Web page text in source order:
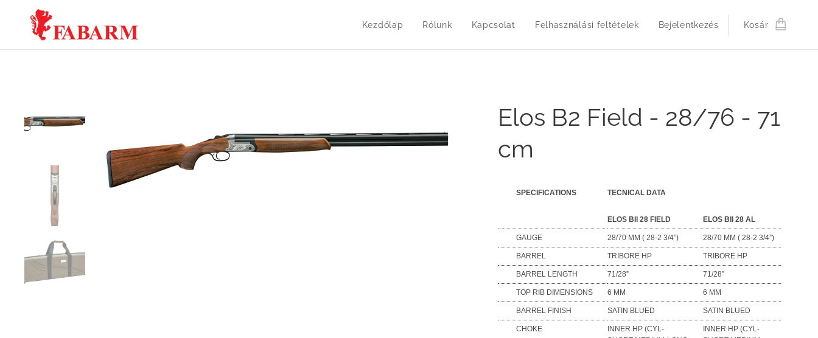
Kezdőlap Rólunk Kapcsolat Felhasználási feltételek Bejelentkezés Kosár
Elos B2 Field - 28/76 - 71
cm
SPECIFICATIONS TECNICAL DATA
ELOS BII 28 FIELD ELOS BII 28 AL
GAUGE 28/70 MM ( 28-2 3/4”) 28/70 MM ( 28-2 3/4”)
BARREL TRIBORE HP TRIBORE HP
BARREL LENGTH 71/28” 71/28”
TOP RIB DIMENSIONS 6 MM 6 MM
BARREL FINISH SATIN BLUED SATIN BLUED
CHOKE
INNER HP (CYL-
INNER HP (CYL-